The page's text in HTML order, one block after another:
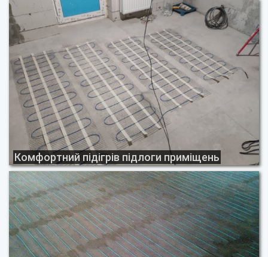
Комфортний підігрів підлоги приміщень